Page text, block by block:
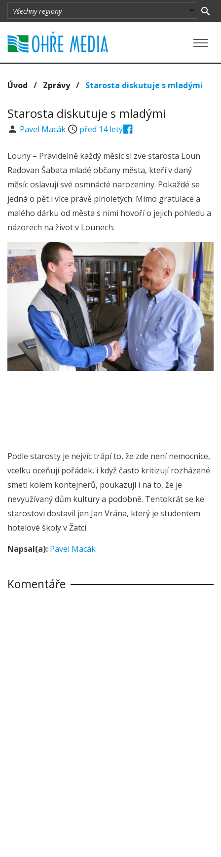
Úvod / Zprávy/ Starosta diskutuje s mladými
Starosta diskutuje s mladými
Pavel Macák před 14 lety
Louny – Pravidelně každý měsíc si zve starosta Loun
Radovan Šabata mladé občany města, kteří v daný
měsíc oslavují své osmnácté narozeniny. Pokaždé se
jedná o pět i více právě plnoletých. Mimo gratulace a
malého dárku od města s nimi hovoří o jejich pohledu a
názorech na život v Lounech.
Podle starosty je nejvíc trápí to, že zde není nemocnice,
vcelku oceňují pořádek, i když často kritizují rozházené
smetí kolem kontejnerů, poukazují i na to, že je
nevyužívaný dům kultury a podobně. Tentokrát se ke
starostovi dostavil jen Jan Vrána, který je studentem
hotelové školy v Žatci.
Napsal(a): Pavel Macák
Komentáře